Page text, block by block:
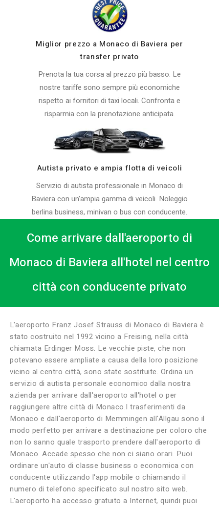
Miglior prezzo a Monaco di Baviera per
transfer privato
Prenota la tua corsa al prezzo più basso. Le
nostre tariffe sono sempre più economiche
rispetto ai fornitori di taxi locali. Confronta e
risparmia con la prenotazione anticipata.
Autista privato e ampia flotta di veicoli
Servizio di autista professionale in Monaco di
Baviera con un'ampia gamma di veicoli. Noleggio
berlina business, minivan o bus con conducente.
Come arrivare dall'aeroporto di
Monaco di Baviera all'hotel nel centro
città con conducente privato
L'aeroporto Franz Josef Strauss di Monaco di Baviera è
stato costruito nel 1992 vicino a Freising, nella città
chiamata Erdinger Moss. Le vecchie piste, che non
potevano essere ampliate a causa della loro posizione
vicino al centro città, sono state sostituite. Ordina un
servizio di autista personale economico dalla nostra
azienda per arrivare dall'aeroporto all'hotel o per
raggiungere altre città di Monaco.I trasferimenti da
Monaco e dall'aeroporto di Memmingen all'Allgau sono il
modo perfetto per arrivare a destinazione per coloro che
non lo sanno quale trasporto prendere dall'aeroporto di
Monaco. Accade spesso che non ci siano orari. Puoi
ordinare un'auto di classe business o economica con
conducente utilizzando l'app mobile o chiamando il
numero di telefono specificato sul nostro sito web.
L'aeroporto ha accesso gratuito a Internet, quindi puoi